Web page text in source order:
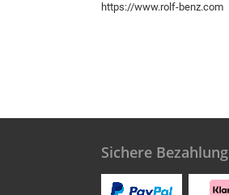
https://www.rolf-benz.com
Sichere Bezahlung